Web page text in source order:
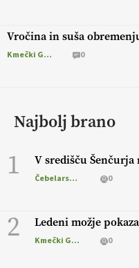
Vročina in suša
Kmečki Glas 0
Najbolj brano
1 V središču Šenčurja
Čebelarstvo 0
2 Ledeni možje
Kmečki Glas 0